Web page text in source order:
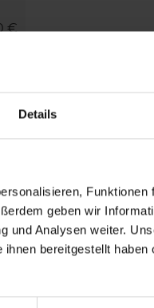
Details
geben wir
und Analysen weiter.
bereitgestellt
€
€
€